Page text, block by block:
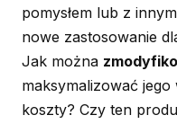
pomysłem lub z
nowe zastosowanie
Jak można
maksymalizować
koszty? Czy ten